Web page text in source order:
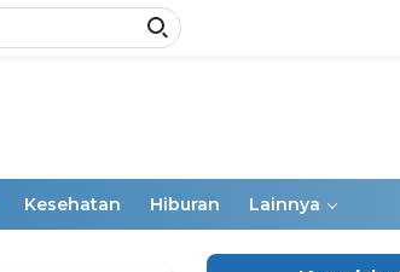
Kesehatan Hiburan Lainnya